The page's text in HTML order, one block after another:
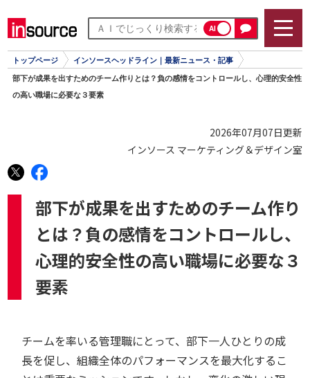
AI
トップページ インソースヘッドライン｜最新ニュース・記事
部下が成果を出すためのチーム作りとは？負の感情をコントロールし、心理的安全性
の高い職場に必要な３要素
2026年07月07日更新
インソース マーケティング＆デザイン室
部下が成果を出すためのチーム作り
とは？負の感情をコントロールし、
心理的安全性の高い職場に必要な３
要素
チームを率いる管理職にとって、部下一人ひとりの成
長を促し、組織全体のパフォーマンスを最大化するこ